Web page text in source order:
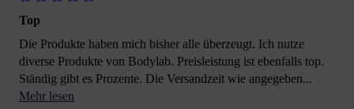
Top
Die Produkte haben mich bisher alle überzeugt. Ich nutze
diverse Produkte von Bodylab. Preisleistung ist ebenfalls top.
Ständig gibt es Prozente. Die Versandzeit wie angegeben...
Mehr lesen